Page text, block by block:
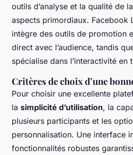
outils d’analyse et la qualité de
aspects primordiaux. Facebook
intègre des outils de promotion
direct avec l’audience, tandis
spécialise dans l’interactivité en
Critères de choix d’une
Pour choisir une excellente
la simplicité d’utilisation, la
plusieurs participants et les
personnalisation. Une interface
fonctionnalités robustes